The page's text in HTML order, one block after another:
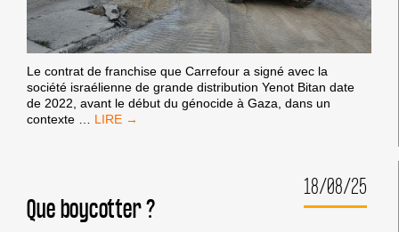
Le contrat de franchise que Carrefour a signé avec la
société israélienne de grande distribution Yenot Bitan date
de 2022, avant le début du génocide à Gaza, dans un
contexte … CARREFOUR
18/08/25
Que boycotter ?